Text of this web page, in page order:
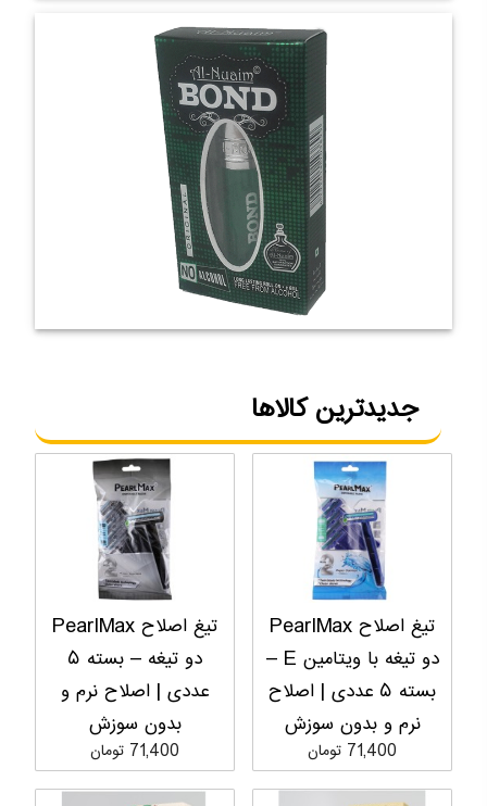
جدیدترین کالاها
تیغ اصلاح PearlMax
دو تیغه با ویتامین E –
بسته ۵ عددی | اصلاح
نرم و بدون سوزش
71,400 تومان
تیغ اصلاح PearlMax
دو تیغه – بسته ۵
عددی | اصلاح نرم و
بدون سوزش
71,400 تومان